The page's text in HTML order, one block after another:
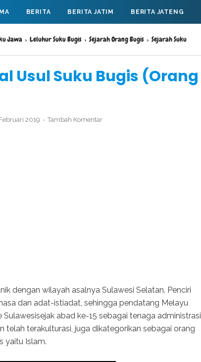
BERITA BERITA JATIM BERITA JATENG
Jawa › Leluhur Suku Bugis › Sejarah Orang Bugis › Sejarah Suku
Usul Suku Bugis (Orang
2019 Tambah Komentar
dengan wilayah asalnya Sulawesi Selatan. Penciri
dan adat-istiadat, sehingga pendatang Melayu
abad ke-15 sebagai tenaga administrasi
telah terakulturasi, juga dikategorikan sebagai orang
yaitu Islam.